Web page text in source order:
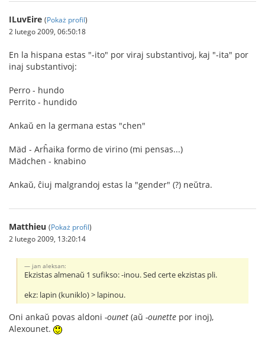
ILuvEire (Pokaż profil)
2 lutego 2009, 06:50:18
En la hispana estas "-ito" por viraj substantivoj, kaj "-ita" por
inaj substantivoj:
Perro - hundo
Perrito - hundido
Ankaŭ en la germana estas "chen"
Mäd - Arĥaika formo de virino (mi pensas...)
Mädchen - knabino
Ankaŭ, ĉiuj malgrandoj estas la "gender" (?) neŭtra.
Matthieu (Pokaż profil)
2 lutego 2009, 13:20:14
jan aleksan:
Ekzistas almenaŭ 1 sufikso: -inou. Sed certe ekzistas pli.
ekz: lapin (kuniklo) > lapinou.
Oni ankaŭ povas aldoni -ounet (aŭ -ounette por inoj),
Alexounet.